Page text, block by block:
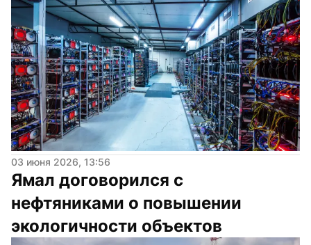
03 июня 2026, 13:56
Ямал договорился с
нефтяниками о повышении
экологичности объектов